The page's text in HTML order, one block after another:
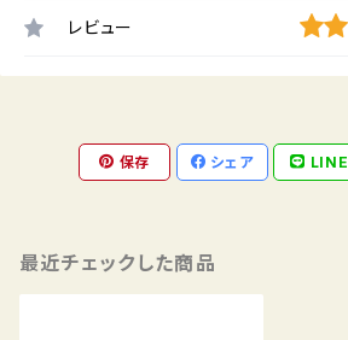
レビュー
保存 シェア LINE
最近チェックした商品